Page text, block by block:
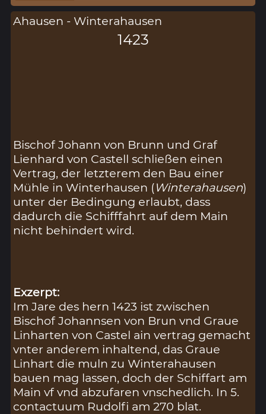
Ahausen - Winterahausen
1423
Bischof Johann von Brunn und Graf
Lienhard von Castell schließen einen
Vertrag, der letzterem den Bau einer
Mühle in Winterhausen (Winterahausen)
unter der Bedingung erlaubt, dass
dadurch die Schifffahrt auf dem Main
nicht behindert wird.
Exzerpt:
Im Jare des hern 1423 ist zwischen
Bischof Johannsen von Brun vnd Graue
Linharten von Castel ain vertrag gemacht
vnter anderem inhaltend, das Graue
Linhart die muln zu Winterahausen
bauen mag lassen, doch der Schiffart am
Main vf vnd abzufaren vnschedlich. In 5.
contactuum Rudolfi am 270 blat.